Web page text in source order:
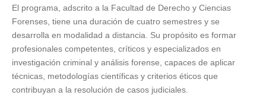
El programa, adscrito a la Facultad de Derecho y Ciencias
Forenses, tiene una duración de cuatro semestres y se
desarrolla en modalidad a distancia. Su propósito es formar
profesionales competentes, críticos y especializados en
investigación criminal y análisis forense, capaces de aplicar
técnicas, metodologías científicas y criterios éticos que
contribuyan a la resolución de casos judiciales.